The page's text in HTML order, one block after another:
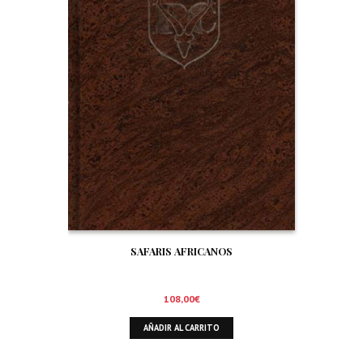
SAFARIS AFRICANOS
108,00€
AÑADIR AL CARRITO